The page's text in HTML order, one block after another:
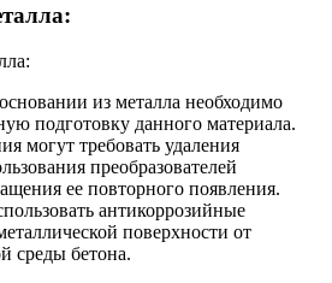
из металла необходимо
подготовку данного материала.
могут требовать удаления
преобразователей
ее повторного появления.
антикоррозийные
поверхности от
среды бетона.